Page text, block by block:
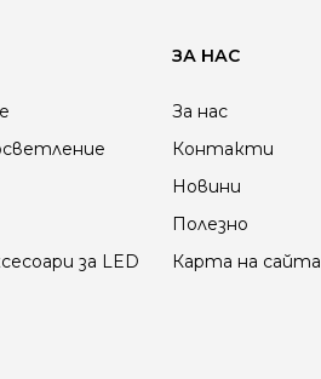
за LED
ЗА НАС
За нас
Контакти
Новини
Полезно
Карта на сайта